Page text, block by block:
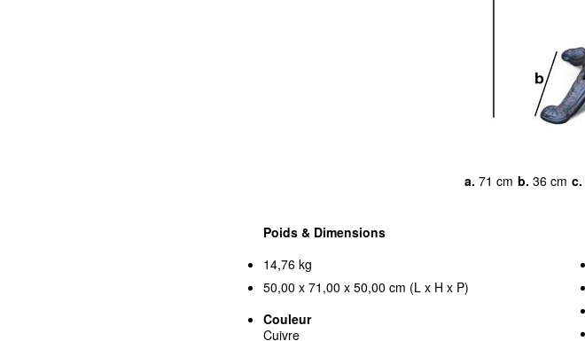
a. 71 cm b. 36 cm c.
Poids & Dimensions
14,76 kg
50,00 x 71,00 x 50,00 cm (L x H x P)
Couleur
Cuivre